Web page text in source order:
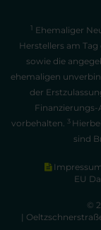
1 Ehemaliger
Herstellers am
sowie die
ehemaligen
der
vorbehalten. 3
sind
EU
©
|